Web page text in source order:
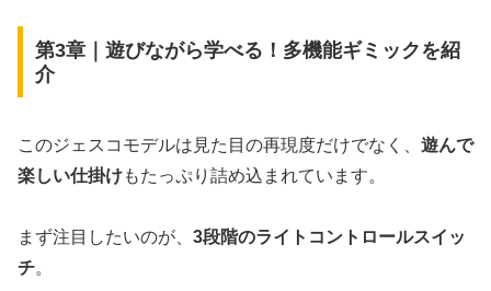
第3章｜遊びながら学べる！多機能ギミックを紹
介
このジェスコモデルは見た目の再現度だけでなく、 遊んで
楽しい仕掛けもたっぷり詰め込まれています。
まず注目したいのが、 3段階のライトコントロールスイッ
チ。